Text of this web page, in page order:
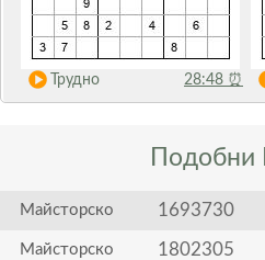
Трудно 28:48 ⏰
Подобни
Майсторско 1693730
Майсторско 1802305